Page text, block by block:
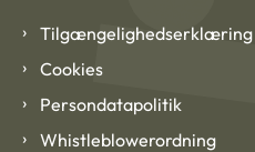
Tilgængelighedserklæring
Cookies
Persondatapolitik
Whistleblowerordning